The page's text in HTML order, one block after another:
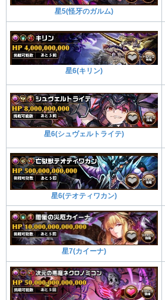
星5(怪牙のガルム)
星6(キリン)
星6(シュヴェルトライテ)
星6(テオティワカン)
星7(カイーナ)